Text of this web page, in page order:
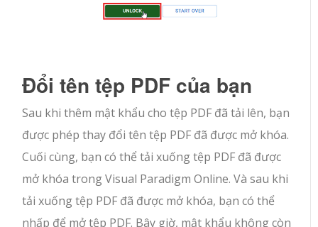
Đổi tên tệp PDF của bạn
Sau khi thêm mật khẩu cho tệp PDF đã tải lên, bạn
được phép thay đổi tên tệp PDF đã được mở khóa.
Cuối cùng, bạn có thể tải xuống tệp PDF đã được
mở khóa trong Visual Paradigm Online. Và sau khi
tải xuống tệp PDF đã được mở khóa, bạn có thể
nhấp để mở tệp PDF. Bây giờ, mật khẩu không còn